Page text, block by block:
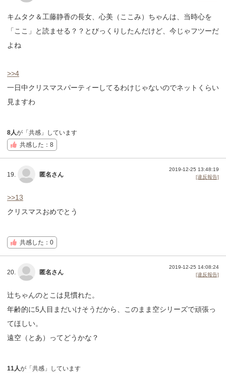
キムタク＆工藤静香の長女、心美（ここみ）ちゃんは、当時心を
「ここ」と読ませる？？とびっくりしたんだけど、今じゃフツーだ
よね
>>4
一日中クリスマスパーティーしてるわけじゃないのでネットくらい
見ますわ
8人が「共感」しています
共感した：8
19. 匿名さん
2019-12-25 13:48:19
[違反報告]
>>13
クリスマスおめでとう
共感した：0
20. 匿名さん
2019-12-25 14:08:24
[違反報告]
辻ちゃんのとこは見慣れた。
年齢的に5人目まだいけそうだから、このまま空シリーズで頑張っ
てほしい。
遠空（とあ）ってどうかな？
11人が「共感」しています